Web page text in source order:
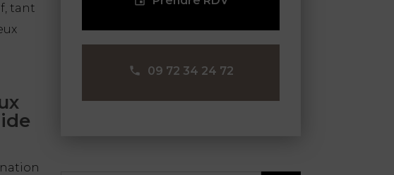
tant
09 72 34 24 72